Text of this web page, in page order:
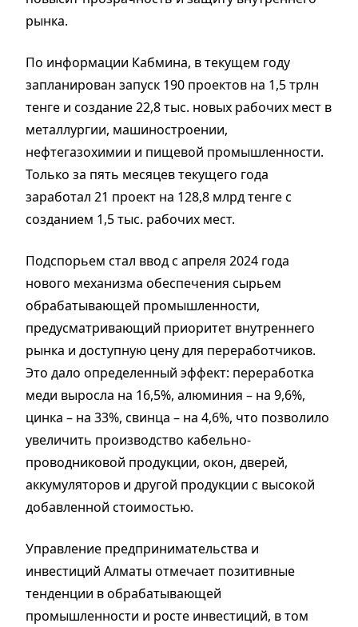
рынка.
По информации Кабмина, в текущем году
запланирован запуск 190 проектов на 1,5 трлн
тенге и создание 22,8 тыс. новых рабочих мест в
металлургии, машиностроении,
нефтегазохимии и пищевой промышленности.
Только за пять месяцев текущего года
заработал 21 проект на 128,8 млрд тенге с
созданием 1,5 тыс. рабочих мест.
Подспорьем стал ввод с апреля 2024 года
нового механизма обеспечения сырьем
обрабатывающей промышленности,
предусматривающий приоритет внутреннего
рынка и доступную цену для переработчиков.
Это дало определенный эффект: переработка
меди выросла на 16,5%, алюминия – на 9,6%,
цинка – на 33%, свинца – на 4,6%, что позволило
увеличить производство кабельно-
проводниковой продукции, окон, дверей,
аккумуляторов и другой продукции с высокой
добавленной стоимостью.
Управление предпринимательства и
инвестиций Алматы отмечает позитивные
тенденции в обрабатывающей
промышленности и росте инвестиций, в том